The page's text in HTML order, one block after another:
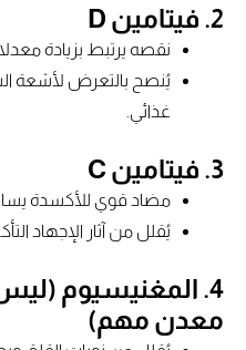
2. فيتامين D
نقصه يرتبط بزيادة
يُنصح بالتعرض لأشعة
غذائي.
3. فيتامين C
مضاد قوي للأكسدة
يُقلل من آثار الإجهاد
4. المغنيسيوم
معدن مهم)